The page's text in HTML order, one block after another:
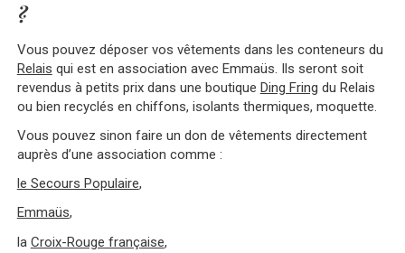
?
Vous pouvez déposer vos vêtements dans les conteneurs du
Relais qui est en association avec Emmaüs. Ils seront soit
revendus à petits prix dans une boutique Ding Fring du Relais
ou bien recyclés en chiffons, isolants thermiques, moquette.
Vous pouvez sinon faire un don de vêtements directement
auprès d’une association comme :
le Secours Populaire,
Emmaüs,
la Croix-Rouge française,